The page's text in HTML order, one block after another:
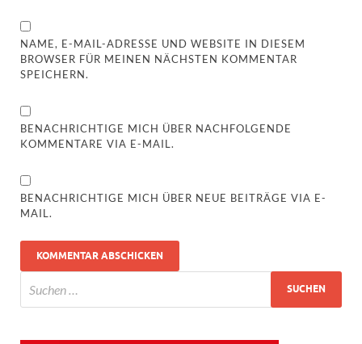
NAME, E-MAIL-ADRESSE UND WEBSITE IN DIESEM
BROWSER FÜR MEINEN NÄCHSTEN KOMMENTAR
SPEICHERN.
BENACHRICHTIGE MICH ÜBER NACHFOLGENDE
KOMMENTARE VIA E-MAIL.
BENACHRICHTIGE MICH ÜBER NEUE BEITRÄGE VIA E-
MAIL.